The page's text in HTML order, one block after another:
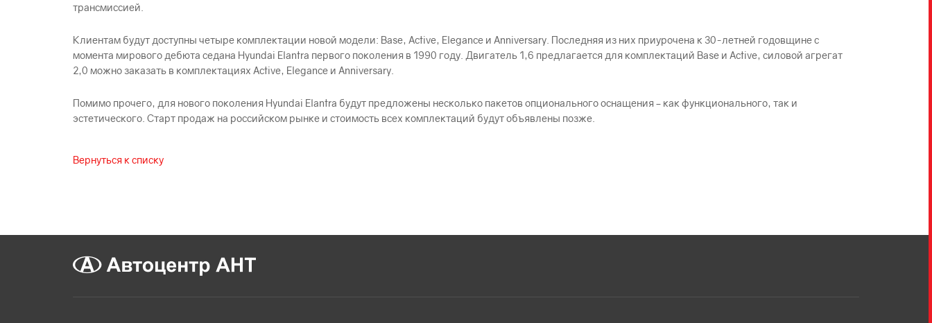
трансмиссией.
Клиентам будут доступны четыре комплектации новой модели: Base, Active, Elegance и Anniversary. Последняя из них приурочена к 30-летней годовщине с
момента мирового дебюта седана Hyundai Elantra первого поколения в 1990 году. Двигатель 1,6 предлагается для комплектаций Base и Active, силовой агрегат
2,0 можно заказать в комплектациях Active, Elegance и Anniversary.
Помимо прочего, для нового поколения Hyundai Elantra будут предложены несколько пакетов опционального оснащения – как функционального, так и
эстетического. Старт продаж на российском рынке и стоимость всех комплектаций будут объявлены позже.
Вернуться к списку